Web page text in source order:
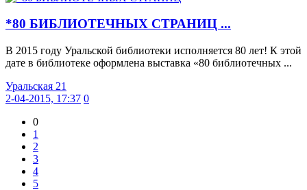
*80 БИБЛИОТЕЧНЫХ СТРАНИЦ ...
В 2015 году Уральской библиотеки исполняется 80 лет! К этой
дате в библиотеке оформлена выставка «80 библиотечных ...
Уральская 21
2-04-2015, 17:37 0
0
1
2
3
4
5